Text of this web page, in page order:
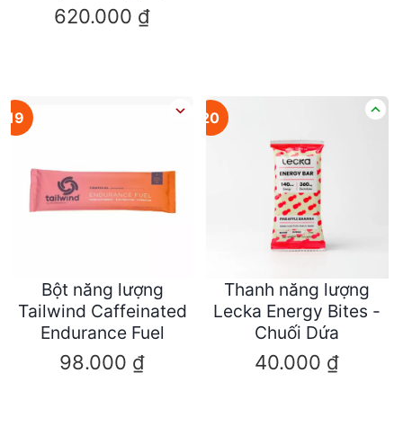
620.000 ₫
19
Bột năng lượng
Tailwind Caffeinated
Endurance Fuel
98.000 ₫
20
Thanh năng lượng
Lecka Energy Bites -
Chuối Dứa
40.000 ₫